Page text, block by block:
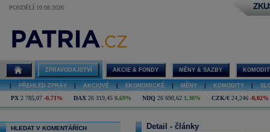
PONDĚLÍ 10.08.2026
ZPRAVODAJSTVÍ AKCIE & FONDY MĚNY & SAZBY
PŘEHLED ZPRÁV AKCIOVÉ EKONOMICKÉ MĚNY KOMODITY
PX 2 785,07 -0,71% DAX 26 319,45 0,69% NDQ 26 690,62 1,30% CZK/€ 24,246 -0,02%
HLEDAT V KOMENTÁŘÍCH Detail - články